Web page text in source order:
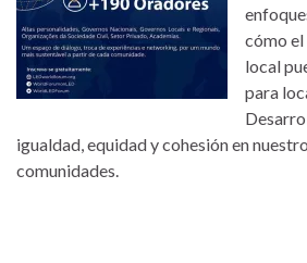
cómo
local
para
igualdad, equidad y cohesión en
comunidades.